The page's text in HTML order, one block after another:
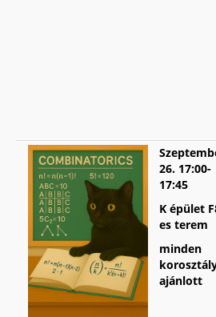
26. 17:00-
17:45
K épület
es terem
minden
ajánlott